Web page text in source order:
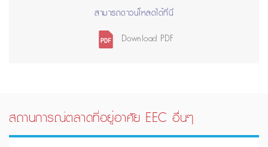
สามารถดาวน์โหลดได้ที่นี่
Download PDF
สถานการณ์ตลาดที่อยู่อาศัย EEC อื่นๆ